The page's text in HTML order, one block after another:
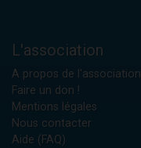
L'association
A propos de l'association
Faire un don !
Mentions légales
Nous contacter
Aide (FAQ)